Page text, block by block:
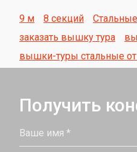
9 м 8 секций Стальные
заказать вышку тура
вышки-туры стальные от
Получить